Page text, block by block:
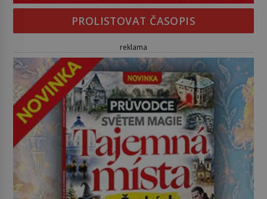
PROLISTOVAT ČASOPIS
reklama